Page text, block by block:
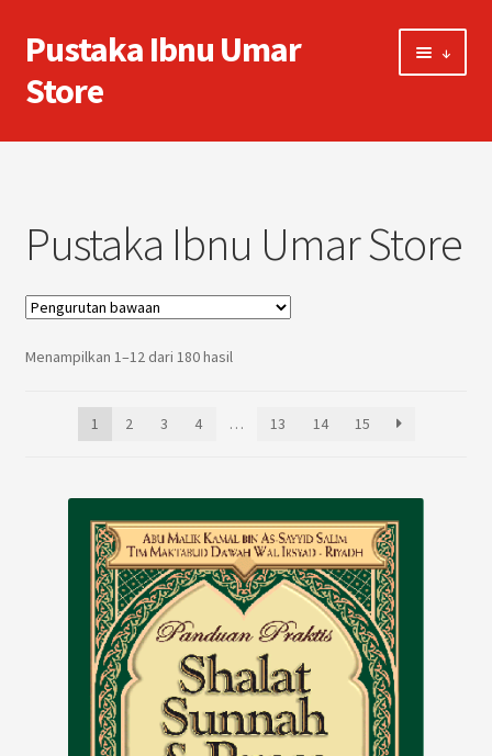
Skip
to
navigation
Skip
to
content
Pustaka Ibnu Umar
Store
↓
Beranda
Keranjang Belanja
Selesai Berbelanja
Pustaka Ibnu Umar Store
Menampilkan 1–12 dari 180 hasil
1 2 3 4 … 13 14 15